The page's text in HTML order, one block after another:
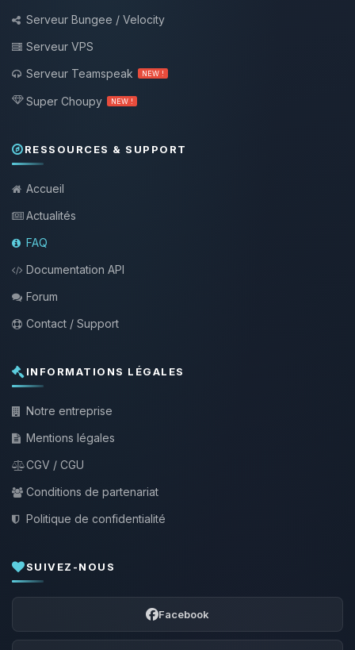
Serveur Bungee / Velocity
Serveur VPS
Serveur Teamspeak
NEW !
Super Choupy NEW !
RESSOURCES & SUPPORT
Accueil
Actualités
FAQ
Documentation API
Forum
Contact / Support
INFORMATIONS LÉGALES
Notre entreprise
Mentions légales
CGV / CGU
Conditions de partenariat
Politique de confidentialité
SUIVEZ-NOUS
Facebook